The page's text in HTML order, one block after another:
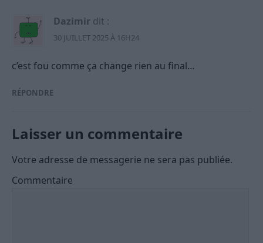
Dazimir dit :
30 JUILLET 2025 À 16H24
c’est fou comme ça change rien au final…
RÉPONDRE
Laisser un commentaire
Votre adresse de messagerie ne sera pas publiée.
Commentaire